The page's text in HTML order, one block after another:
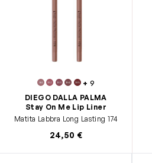
+ 9
DIEGO DALLA PALMA
Stay On Me Lip Liner
Matita Labbra Long Lasting 174
24,50 €